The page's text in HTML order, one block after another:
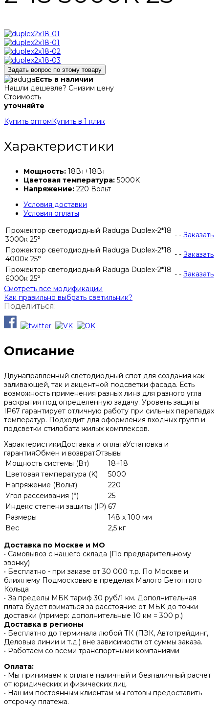
Задать вопрос по этому товару
Есть в наличии
Нашли дешевле? Снизим цену
Стоимость
уточняйте
Купить оптом Купить в 1 клик
Характеристики
Мощность: 18Вт+18Вт
Цветовая температура: 5000K
Напряжение: 220 Вольт
Условия доставки
Условия оплаты
Прожектор светодиодный Raduga Duplex-2*18
3000к 25°
- - Заказать
Прожектор светодиодный Raduga Duplex-2*18
4000к 25°
- - Заказать
Прожектор светодиодный Raduga Duplex-2*18
6000к 25°
- - Заказать
Смотреть все модификации
Как правильно выбрать светильник?
Поделиться:
Описание
Двунаправленный светодиодный спот для создания как
заливающей, так и акцентной подсветки фасада. Есть
возможность применения разных линз для разного угла
раскрытия под определенную задачу. Уровень защиты
IP67 гарантирует отличную работу при сильных перепадах
температур. Подходит для оформления входных групп и
подсветки стилобата жилых комплексов.
ХарактеристикиДоставка и оплатаУстановка и
гарантияОбмен и возвратОтзывы
Мощность системы (Вт)
18+18
Цветовая температура (K)
5000
Напряжение (Вольт)
220
Угол рассеивания (°)
25
Индекс степени защиты (IP) 67
Размеры
148 x 100 мм
Вес
2,5 кг
Доставка по Москве и МО
• Самовывоз с нашего склада (По предварительному
звонку)
• Бесплатно - при заказе от 30 000 т.р. По Москве и
ближнему Подмосковью в пределах Малого Бетонного
Кольца
• За пределы МБК тариф 30 руб/1 км. Дополнительная
плата будет взиматься за расстояние от МБК до точки
доставки (пример: дополнительные 10 км = 300 р.)
Доставка в регионы
• Бесплатно до терминала любой ТК (ПЭК, Автотрейдинг,
Деловые линии и т.д.) вне зависимости от суммы заказа.
• Работаем со всеми транспортными компаниями
Оплата:
• Мы принимаем к оплате наличный и безналичный расчет
от юридических и физических лиц.
• Нашим постоянным клиентам мы готовы предоставить
отсрочку платежа.